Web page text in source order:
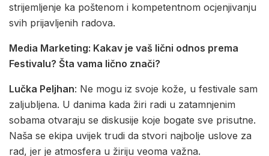
strijemljenje ka poštenom i kompetentnom ocjenjivanju
svih prijavljenih radova.
Media Marketing: Kakav je vaš lični odnos prema
Festivalu? Šta vama lično znači?
Lučka Peljhan: Ne mogu iz svoje kože, u festivale sam
zaljubljena. U danima kada žiri radi u zatamnjenim
sobama otvaraju se diskusije koje bogate sve prisutne.
Naša se ekipa uvijek trudi da stvori najbolje uslove za
rad, jer je atmosfera u žiriju veoma važna.